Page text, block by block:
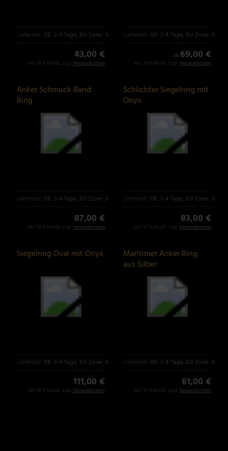
Lieferzeit: DE: 3-4 Tage, EU-Zone: 3-6 Tage
43,00 €
inkl. 19 % MwSt. zzgl. Versandkosten
Lieferzeit: DE: 3-4 Tage, EU-Zone: 3-6
ab 69,00 €
inkl. 19 % MwSt. zzgl. Versandkosten
Anker Schmuck Band
Ring
Lieferzeit: DE: 3-4 Tage, EU-Zone: 3-6 Tage
87,00 €
inkl. 19 % MwSt. zzgl. Versandkosten
Schlichter Siegelring mit
Onyx
Lieferzeit: DE: 3-4 Tage, EU-Zone: 3-6
83,00 €
inkl. 19 % MwSt. zzgl. Versandkosten
Siegelring Oval mit Onyx
Lieferzeit: DE: 3-4 Tage, EU-Zone: 3-6 Tage
111,00 €
inkl. 19 % MwSt. zzgl. Versandkosten
Maritimer Anker Ring
aus Silber
Lieferzeit: DE: 3-4 Tage, EU-Zone: 3-6
61,00 €
inkl. 19 % MwSt. zzgl. Versandkosten